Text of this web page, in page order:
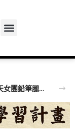
王彩樺擔任味全龍開球嘉賓 尬舞小龍女「逆天女團鉛筆腿」搶鏡